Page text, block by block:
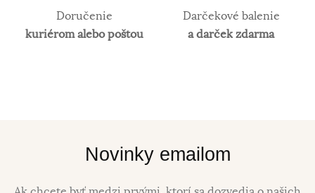
Doručenie
kuriérom alebo poštou
Darčekové balenie
a darček zdarma
Novinky emailom